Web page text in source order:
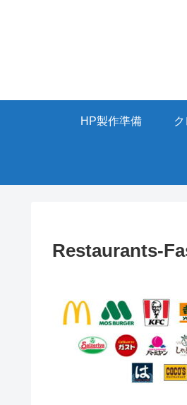
HP製作準備
Restaurants-